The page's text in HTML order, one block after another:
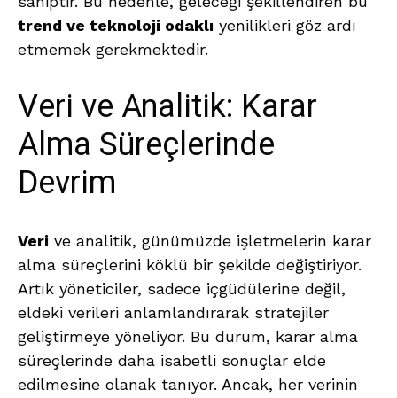
trend ve teknoloji odaklı yenilikleri göz ardı
etmemek gerekmektedir.
Veri ve Analitik: Karar
Alma Süreçlerinde
Devrim
Veri ve analitik, günümüzde işletmelerin karar
alma süreçlerini köklü bir şekilde değiştiriyor.
Artık yöneticiler, sadece içgüdülerine değil,
eldeki verileri anlamlandırarak stratejiler
geliştirmeye yöneliyor. Bu durum, karar alma
süreçlerinde daha isabetli sonuçlar elde
edilmesine olanak tanıyor. Ancak, her verinin